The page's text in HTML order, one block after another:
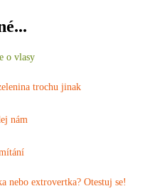
o vlasy
trochu jinak
nám
nebo extrovertka? Otestuj se!